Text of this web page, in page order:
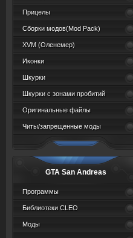
Прицелы
Сборки модов(Mod Pack)
XVM (Oленемер)
Иконки
Шкурки
Шкурки с зонами пробитий
Оригинальные файлы
Читы/запрещенные моды
GTA San Andreas
Программы
Библиотеки CLEO
Моды